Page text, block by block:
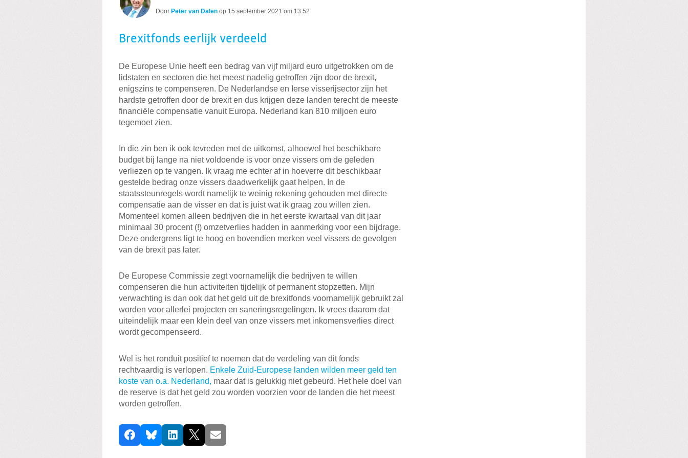
Door Peter van Dalen op 15 september 2021 om 13:52
Brexitfonds eerlijk verdeeld
De Europese Unie heeft een bedrag van vijf miljard euro uitgetrokken om de
lidstaten en sectoren die het meest nadelig getroffen zijn door de brexit,
enigszins te compenseren. De Nederlandse en Ierse visserijsector zijn het
hardste getroffen door de brexit en dus krijgen deze landen terecht de meeste
financiële compensatie vanuit Europa. Nederland kan 810 miljoen euro
tegemoet zien.
In die zin ben ik ook tevreden met de uitkomst, alhoewel het beschikbare
budget bij lange na niet voldoende is voor onze vissers om de geleden
verliezen op te vangen. Ik vraag me echter af in hoeverre dit beschikbaar
gestelde bedrag onze vissers daadwerkelijk gaat helpen. In de
staatssteunregels wordt namelijk te weinig rekening gehouden met directe
compensatie aan de visser en dat is juist wat ik graag zou willen zien.
Momenteel komen alleen bedrijven die in het eerste kwartaal van dit jaar
minimaal 30 procent (!) omzetverlies hadden in aanmerking voor een bijdrage.
Deze ondergrens ligt te hoog en bovendien merken veel vissers de gevolgen
van de brexit pas later.
De Europese Commissie zegt voornamelijk die bedrijven te willen
compenseren die hun activiteiten tijdelijk of permanent stopzetten. Mijn
verwachting is dan ook dat het geld uit de brexitfonds voornamelijk gebruikt zal
worden voor allerlei projecten en saneringsregelingen. Ik vrees daarom dat
uiteindelijk maar een klein deel van onze vissers met inkomensverlies direct
wordt gecompenseerd.
Wel is het ronduit positief te noemen dat de verdeling van dit fonds
rechtvaardig is verlopen. Enkele Zuid-Europese landen wilden meer geld ten
koste van o.a. Nederland, maar dat is gelukkig niet gebeurd. Het hele doel van
de reserve is dat het geld zou worden voorzien voor de landen die het meest
worden getroffen.
D
e
FacebookBlueskyLinkedIn
X E-mail